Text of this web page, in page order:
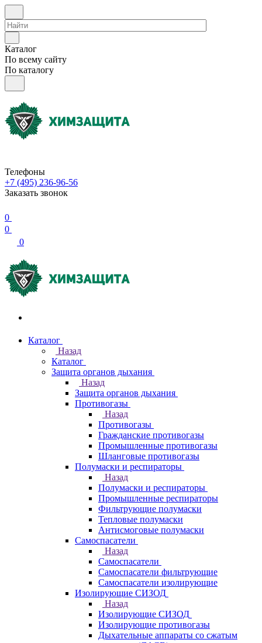
Каталог
По всему сайту
По каталогу
Телефоны
+7 (495) 236-96-56
Заказать звонок
0
0
0
Каталог
Назад
Каталог
Защита органов дыхания
Назад
Защита органов дыхания
Противогазы
Назад
Противогазы
Гражданские противогазы
Промышленные противогазы
Шланговые противогазы
Полумаски и респираторы
Назад
Полумаски и респираторы
Промышленные респираторы
Фильтрующие полумаски
Тепловые полумаски
Антисмоговые полумаски
Самоспасатели
Назад
Самоспасатели
Самоспасатели фильтрующие
Самоспасатели изолирующие
Изолирующие СИЗОД
Назад
Изолирующие СИЗОД
Изолирующие противогазы
Дыхательные аппараты со сжатым